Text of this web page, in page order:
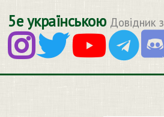
5е українською Довідник